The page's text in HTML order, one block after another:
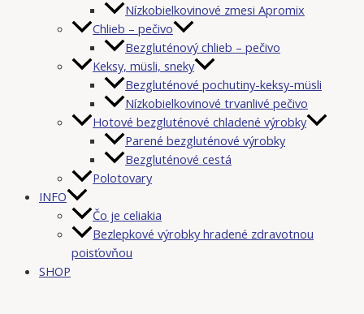
Nízkobielkovinové zmesi Apromix
Chlieb – pečivo
Bezgluténový chlieb – pečivo
Keksy, müsli, sneky
Bezgluténové pochutiny-keksy-müsli
Nízkobielkovinové trvanlivé pečivo
Hotové bezgluténové chladené výrobky
Parené bezgluténové výrobky
Bezgluténové cestá
Polotovary
INFO
Čo je celiakia
Bezlepkové výrobky hradené zdravotnou
poisťovňou
SHOP